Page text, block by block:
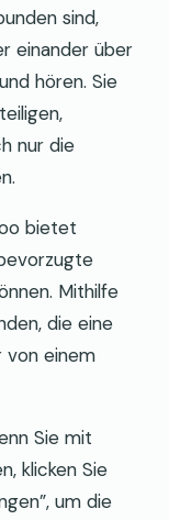
sind,
einander über
hören. Sie
nur die
bietet
Mithilfe
die eine
einem
Sie mit
klicken Sie
um die